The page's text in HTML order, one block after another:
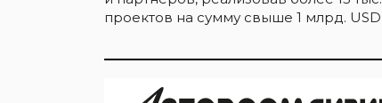
проектов на сумму свыше 1 млрд. USD